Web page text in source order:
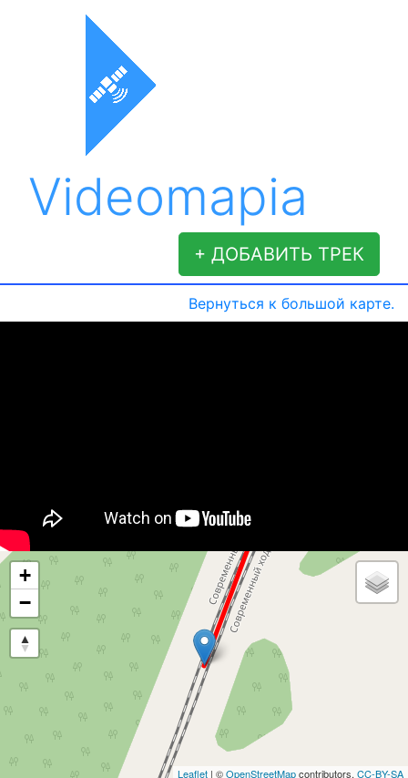
Videomapia
+ ДОБАВИТЬ ТРЕК
Вернуться к большой карте.
+
−
Leaflet | ©OpenStreetMapcontributors, CC-BY-SA